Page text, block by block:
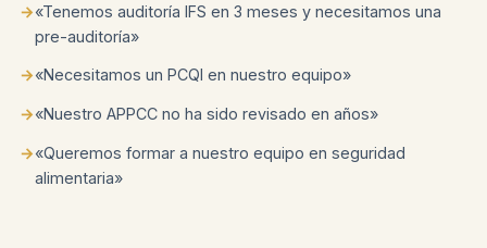
→«Tenemos auditoría IFS en 3 meses y necesitamos una
pre-auditoría»
→«Necesitamos un PCQI en nuestro equipo»
→«Nuestro APPCC no ha sido revisado en años»
→«Queremos formar a nuestro equipo en seguridad
alimentaria»